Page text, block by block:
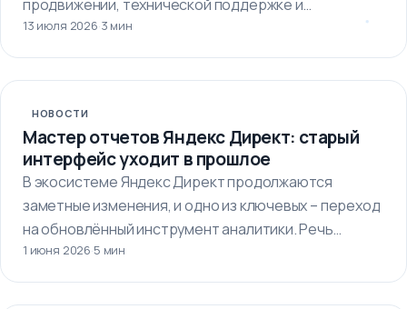
продвижении, технической поддержке и
автоматизации бизнес-процессов.…
13 июля 2026·3 мин
НОВОСТИ
Мастер отчетов Яндекс Директ: старый
интерфейс уходит в прошлое
В экосистеме Яндекс Директ продолжаются
заметные изменения, и одно из ключевых – переход
на обновлённый инструмент аналитики. Речь…
1 июня 2026·5 мин